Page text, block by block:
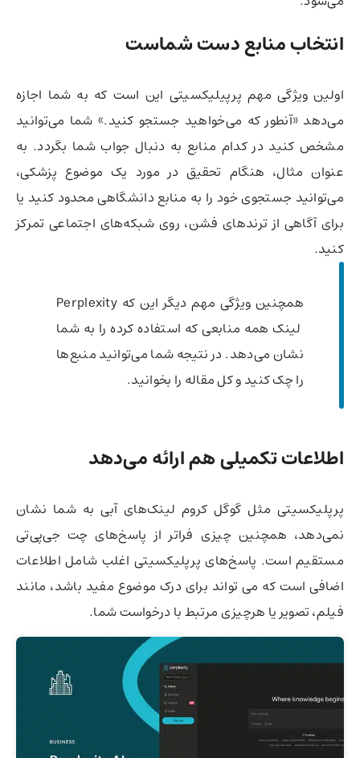
انتخاب منابعدست شماست
اولین ویژگی مهم پرپیلیکسیتی این است که به شما اجازه
می‌دهد «آنطور که می‌خواهید جستجو کنید.» شما می‌توانید
مشخص کنید در کدام منابع به دنبال جواب شما بگردد. به
عنوان مثال، هنگام تحقیق در مورد یک موضوع پزشکی،
می‌توانید جستجوی خود را به منابع دانشگاهی محدود کنید یا
برای آگاهی از ترندهای فشن، روی شبکه‌های اجتماعی تمرکز
کنید.
همچنین ویژگی مهم دیگر این که Perplexity
لینک همه منابعی که استفاده کرده را به شما
نشان می‌دهد. در نتیجه شما می‌توانید منبع‌ها
را چک کنید و کل مقاله را بخوانید.
اطلاعات تکمیلیهم ارائه می‌دهد
پرپلیکسیتی مثل گوگل کروم لینک‌های آبی به شما نشان
نمی‌دهد، همچنین چیزی فراتر از پاسخ‌های چت جی‌پی‌تی
مستقیم است. پاسخ‌های پرپلیکسیتی اغلب شامل اطلاعات
اضافی است که می تواند برای درک موضوع مفید باشد، مانند
فیلم، تصویر یا هرچیزی مرتبط با درخواست شما.